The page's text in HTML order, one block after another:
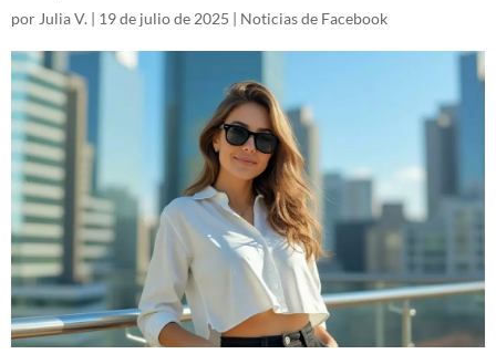
por Julia V. | 19 de julio de 2025 | Noticias de Facebook